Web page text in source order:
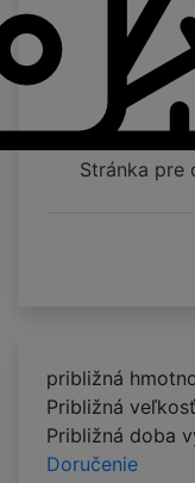
Stránka pre
približná
Približná
Približná doba
Doručenie